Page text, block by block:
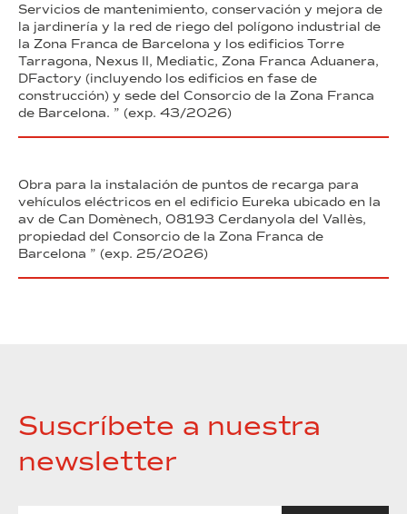
Servicios de mantenimiento, conservación y mejora de
la jardinería y la red de riego del polígono industrial de
la Zona Franca de Barcelona y los edificios Torre
Tarragona, Nexus II, Mediatic, Zona Franca Aduanera,
DFactory (incluyendo los edificios en fase de
construcción) y sede del Consorcio de la Zona Franca
de Barcelona. ” (exp. 43/2026)
Obra para la instalación de puntos de recarga para
vehículos eléctricos en el edificio Eureka ubicado en la
av de Can Domènech, 08193 Cerdanyola del Vallès,
propiedad del Consorcio de la Zona Franca de
Barcelona ” (exp. 25/2026)
Suscríbete a nuestra
newsletter